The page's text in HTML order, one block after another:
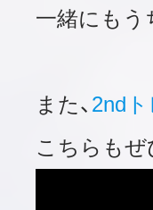
一緒にもう
また、 2nd
こちらもぜ